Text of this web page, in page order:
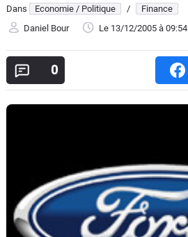
Electriques
Utilitaires
Forum
Moto
Dans Economie / Politique /
Finance
Daniel Bour
Le 13/12/2005 à 09:54
0